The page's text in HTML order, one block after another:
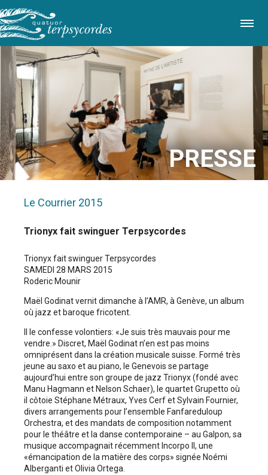
zum
Inhalt
PRESSE
Le Courrier 2015
Trionyx fait swinguer Terpsycordes
Trionyx fait swinguer Terpsycordes
SAMEDI 28 MARS 2015
Roderic Mounir
Maël Godinat vernit dimanche à l’AMR, à Genève, un album
où jazz et baroque fricotent.
Il le confesse volontiers: «Je suis très mauvais pour me
vendre.» Discret, Maël Godinat n’en est pas moins
omniprésent dans la création musicale suisse. Formé très
jeune au saxo et au piano, le Genevois se partage
aujourd’hui entre son groupe de jazz Trionyx (fondé avec
Manu Hagmann et Nelson Schaer), le quartet Grupetto où
il côtoie Stéphane Métraux, Yves Cerf et ­Sylvain Fournier,
divers arrangements pour ­l’ensemble Fanfareduloup
Orchestra, et des mandats de composition notamment
pour le théâtre et la danse contemporaine – au Galpon, sa
musique accompagnait récemment Incorpo II, une
«émancipation de la matière des corps» ­signée Noémi
Alberganti et Olivia Ortega.